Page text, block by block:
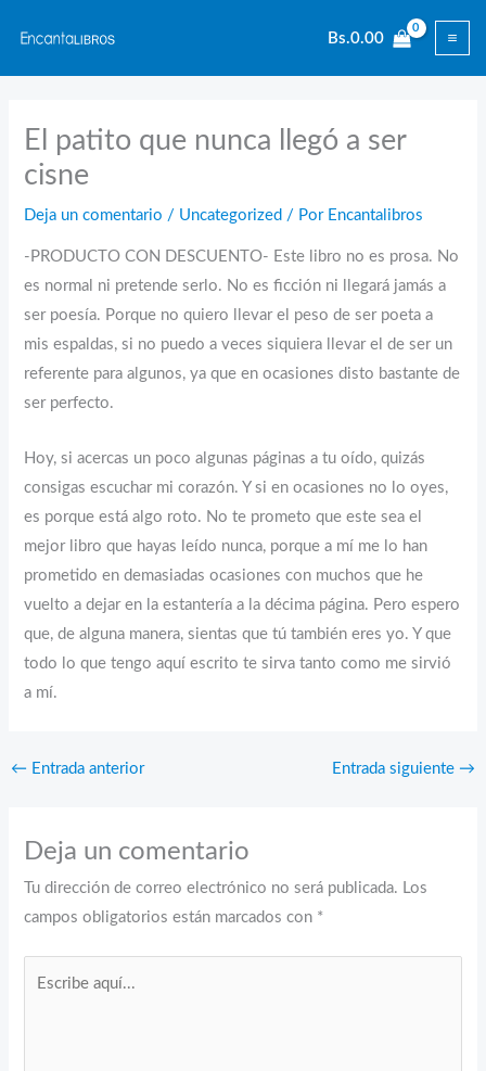
contenido
Bs.0.00
El patito que nunca llegó a ser
cisne
Deja un comentario / Uncategorized / Por Encantalibros
-PRODUCTO CON DESCUENTO- Este libro no es prosa. No
es normal ni pretende serlo. No es ficción ni llegará jamás a
ser poesía. Porque no quiero llevar el peso de ser poeta a
mis espaldas, si no puedo a veces siquiera llevar el de ser un
referente para algunos, ya que en ocasiones disto bastante de
ser perfecto.
Hoy, si acercas un poco algunas páginas a tu oído, quizás
consigas escuchar mi corazón. Y si en ocasiones no lo oyes,
es porque está algo roto. No te prometo que este sea el
mejor libro que hayas leído nunca, porque a mí me lo han
prometido en demasiadas ocasiones con muchos que he
vuelto a dejar en la estantería a la décima página. Pero espero
que, de alguna manera, sientas que tú también eres yo. Y que
todo lo que tengo aquí escrito te sirva tanto como me sirvió
a mí.
← Entrada anterior Entrada siguiente →
Deja un comentario
Tu dirección de correo electrónico no será publicada. Los
campos obligatorios están marcados con *